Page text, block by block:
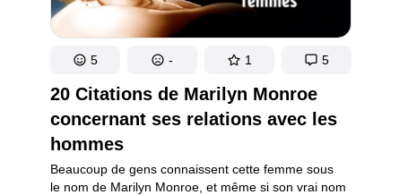
20 Citations de Marilyn Monroe
concernant ses relations avec les
hommes
Beaucoup de gens connaissent cette femme sous
le nom de Marilyn Monroe, et même si son vrai nom
5 - 1 5